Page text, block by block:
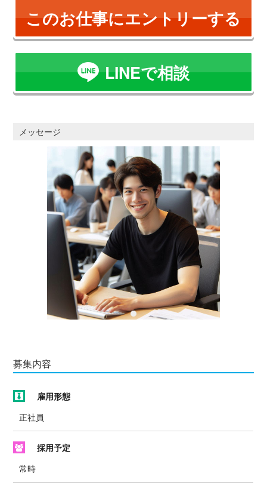
このお仕事にエントリーする
LINEで相談
メッセージ
募集内容
雇用形態
正社員
採用予定
常時